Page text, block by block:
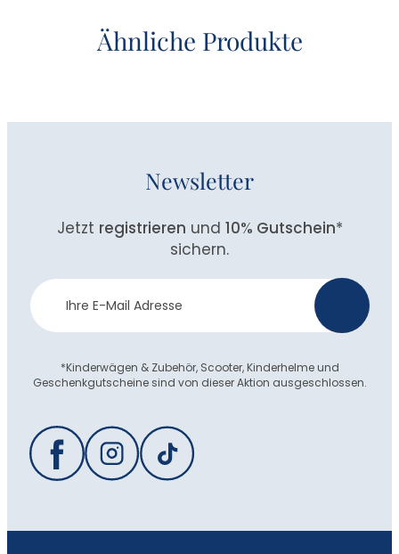
Ähnliche Produkte
Newsletter
Jetzt registrieren und 10% Gutschein*
sichern.
Newsletter
Anmeldung
*Kinderwägen & Zubehör, Scooter, Kinderhelme und
Geschenkgutscheine sind von dieser Aktion ausgeschlossen.